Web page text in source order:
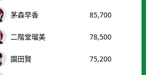
茅森早香 85,700
二階堂瑠美 78,500
園田賢 75,200